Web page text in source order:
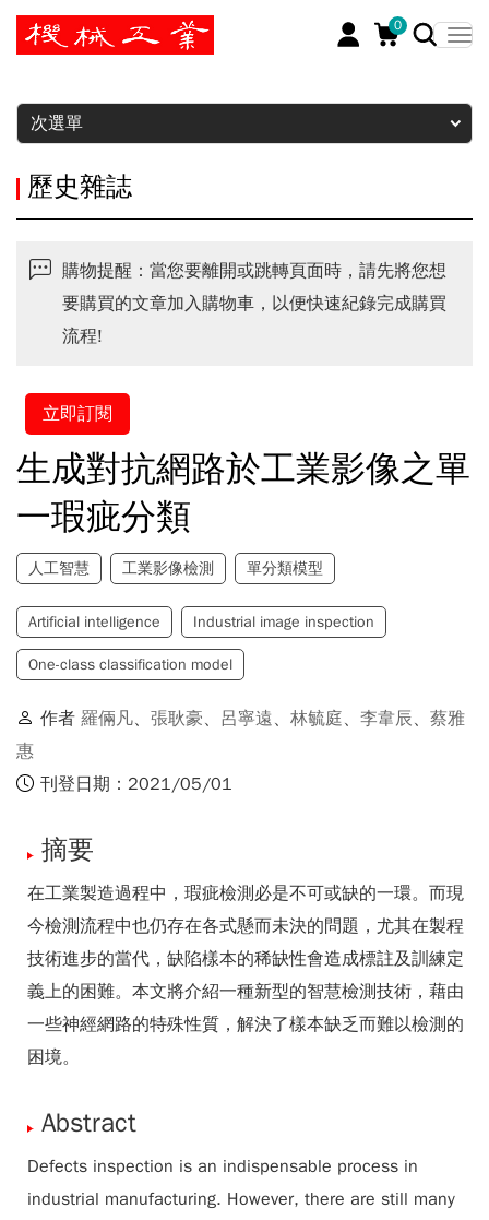
0
暫停
次選單
歷史雜誌
購物提醒：當您要離開或跳轉頁面時，請先將您想
要購買的文章加入購物車，以便快速紀錄完成購買
流程!
立即訂閱
生成對抗網路於工業影像之單
一瑕疵分類
人工智慧 工業影像檢測 單分類模型
Artificial intelligence Industrial image inspection
One-class classification model
作者 羅倆凡、 張耿豪、 呂寧遠、 林毓庭、 李韋辰、 蔡雅
惠
刊登日期：2021/05/01
摘要
在工業製造過程中，瑕疵檢測必是不可或缺的一環。而現
今檢測流程中也仍存在各式懸而未決的問題，尤其在製程
技術進步的當代，缺陷樣本的稀缺性會造成標註及訓練定
義上的困難。本文將介紹一種新型的智慧檢測技術，藉由
一些神經網路的特殊性質，解決了樣本缺乏而難以檢測的
困境。
Abstract
Defects inspection is an indispensable process in
industrial manufacturing. However, there are still many